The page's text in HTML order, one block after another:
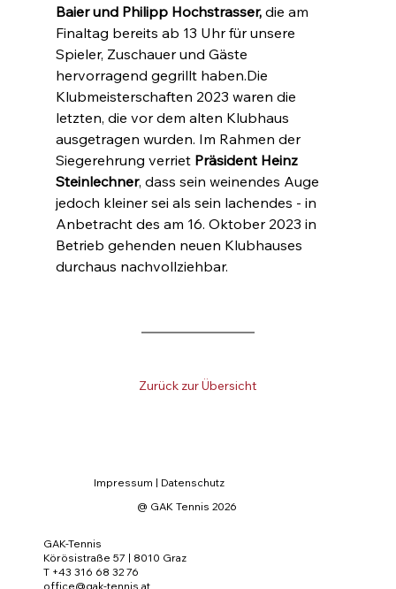
Baier und Philipp Hochstrasser, die am
Finaltag bereits ab 13 Uhr für unsere
Spieler, Zuschauer und Gäste
hervorragend gegrillt haben.Die
Klubmeisterschaften 2023 waren die
letzten, die vor dem alten Klubhaus
ausgetragen wurden. Im Rahmen der
Siegerehrung verriet Präsident Heinz
Steinlechner, dass sein weinendes Auge
jedoch kleiner sei als sein lachendes - in
Anbetracht des am 16. Oktober 2023 in
Betrieb gehenden neuen Klubhauses
durchaus nachvollziehbar.
Zurück zur Übersicht
GAK-Tennis
Körösistraße 57 | 8010 Graz
T +43 316 68 32 76
office@gak-tennis.at
Impressum | Datenschutz
@ GAK Tennis 2026